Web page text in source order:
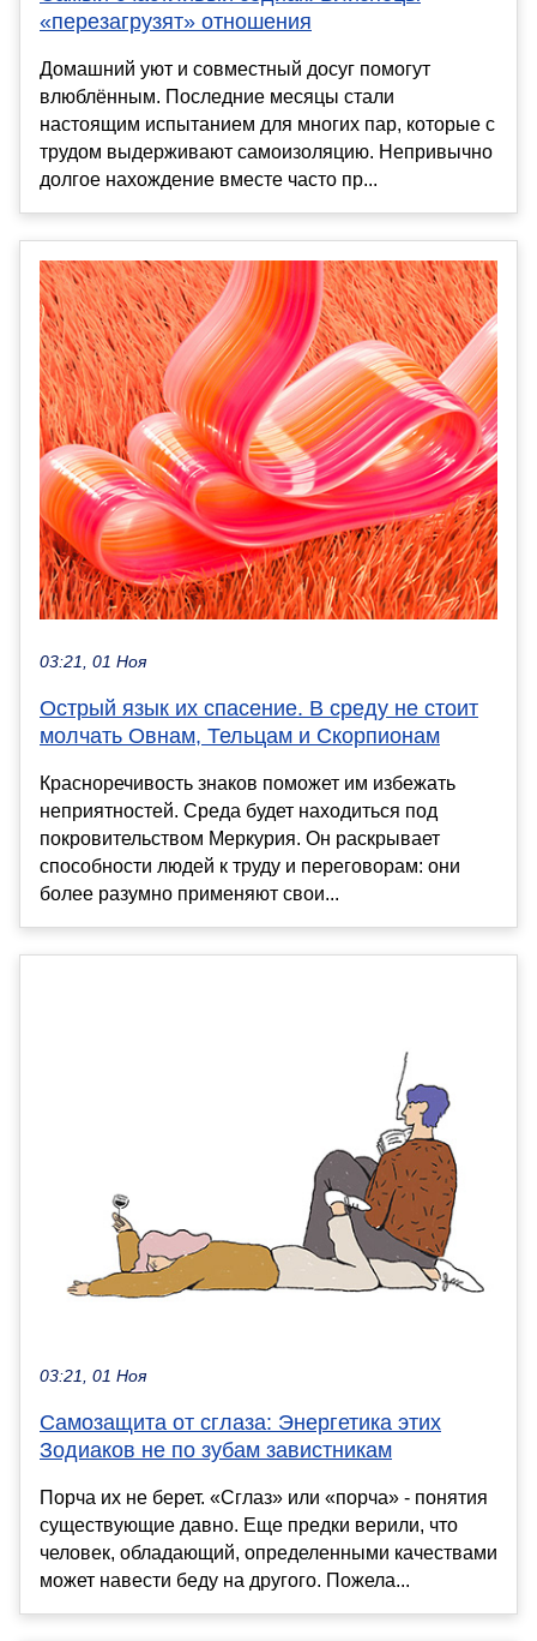
«перезагрузят» отношения
Домашний уют и совместный досуг помогут
влюблённым. Последние месяцы стали
настоящим испытанием для многих пар, которые с
трудом выдерживают самоизоляцию. Непривычно
долгое нахождение вместе часто пр...
03:21, 01 Ноя
Острый язык их спасение. В среду не стоит
молчать Овнам, Тельцам и Скорпионам
Красноречивость знаков поможет им избежать
неприятностей. Среда будет находиться под
покровительством Меркурия. Он раскрывает
способности людей к труду и переговорам: они
более разумно применяют свои...
03:21, 01 Ноя
Самозащита от сглаза: Энергетика этих
Зодиаков не по зубам завистникам
Порча их не берет. «Сглаз» или «порча» - понятия
существующие давно. Еще предки верили, что
человек, обладающий, определенными качествами
может навести беду на другого. Пожела...